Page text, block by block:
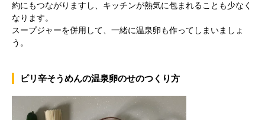
約にもつながりますし、キッチンが熱気に包まれることも少なく
なります。
スープジャーを併用して、一緒に温泉卵も作ってしまいましょ
う。
ピリ辛そうめんの温泉卵のせのつくり方